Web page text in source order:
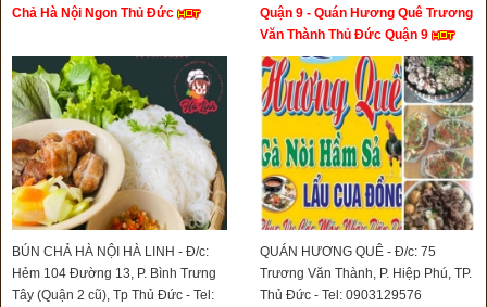
Chả Hà Nội Ngon Thủ Đức
BÚN CHẢ HÀ NỘI HÀ LINH - Đ/c:
Hẻm 104 Đường 13, P. Bình Trưng
Tây (Quận 2 cũ), Tp Thủ Đức - Tel:
Quận 9 - Quán Hương Quê Trương
Văn Thành Thủ Đức Quận 9
QUÁN HƯƠNG QUÊ - Đ/c: 75
Trương Văn Thành, P. Hiệp Phú, TP.
Thủ Đức - Tel: 0903129576